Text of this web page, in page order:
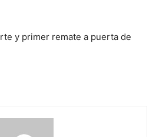
y primer remate a puerta de